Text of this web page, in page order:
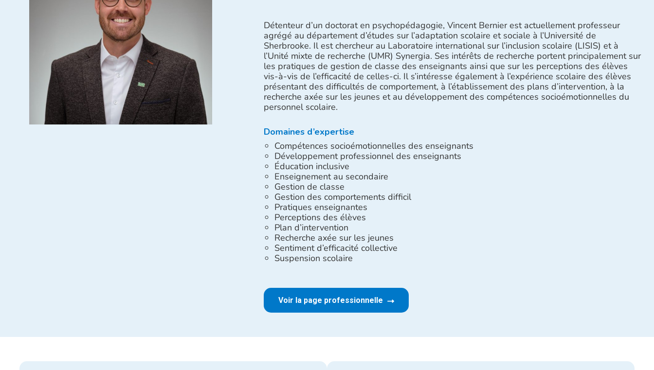
Détenteur d’un doctorat en psychopédagogie, Vincent Bernier est actuellement professeur
agrégé au département d’études sur l’adaptation scolaire et sociale à l’Université de
Sherbrooke. Il est chercheur au Laboratoire international sur l’inclusion scolaire (LISIS) et à
l’Unité mixte de recherche (UMR) Synergia. Ses intérêts de recherche portent principalement sur
les pratiques de gestion de classe des enseignants ainsi que sur les perceptions des élèves
vis-à-vis de l’efficacité de celles-ci. Il s’intéresse également à l’expérience scolaire des élèves
présentant des difficultés de comportement, à l’établissement des plans d’intervention, à la
recherche axée sur les jeunes et au développement des compétences socioémotionnelles du
personnel scolaire.
Domaines d’expertise
Compétences socioémotionnelles des enseignants
Développement professionnel des enseignants
Éducation inclusive
Enseignement au secondaire
Gestion de classe
Gestion des comportements difficil
Pratiques enseignantes
Perceptions des élèves
Plan d’intervention
Recherche axée sur les jeunes
Sentiment d’efficacité collective
Suspension scolaire
Voir la page professionnelle